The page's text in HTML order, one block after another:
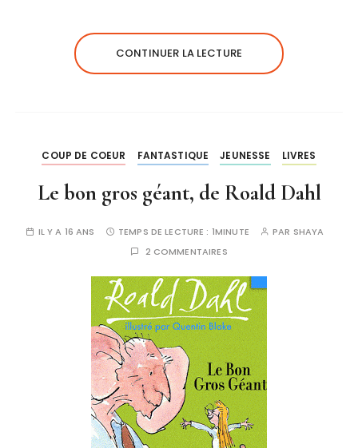
CONTINUER LA LECTURE
COUP DE COEUR FANTASTIQUE JEUNESSE LIVRES
Le bon gros géant, de Roald Dahl
IL Y A 16 ANS TEMPS DE LECTURE : 1MINUTE PAR SHAYA
2 COMMENTAIRES